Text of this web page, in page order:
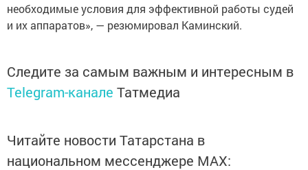
необходимые условия для эффективной работы судей
и их аппаратов», — резюмировал Каминский.
Следите за самым важным и интересным в
Telegram-канале Татмедиа
Читайте новости Татарстана в
национальном мессенджере MАХ: